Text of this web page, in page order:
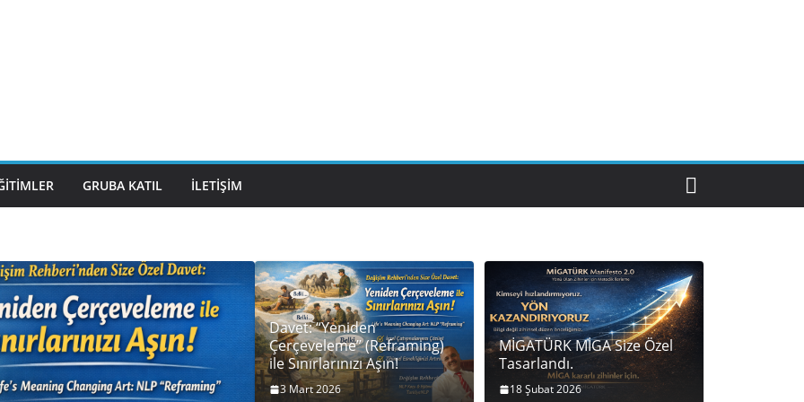
GRUBA KATIL İLETIŞIM
Davet: “Yeniden
Çerçeveleme” (Reframing)
ile Sınırlarınızı Aşın!
3 Mart 2026
MİGATÜRK MİGA Size Özel
Tasarlandı.
18 Şubat 2026